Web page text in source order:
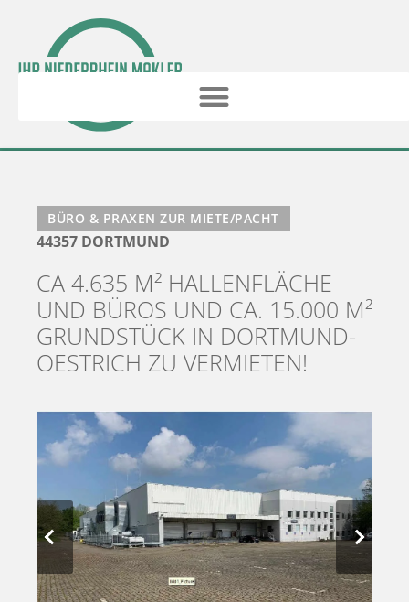
BÜRO & PRAXEN ZUR MIETE/PACHT
44357 DORTMUND
CA 4.635 M² HALLENFLÄCHE
UND BÜROS UND CA. 15.000 M²
GRUNDSTÜCK IN DORTMUND-
OESTRICH ZU VERMIETEN!